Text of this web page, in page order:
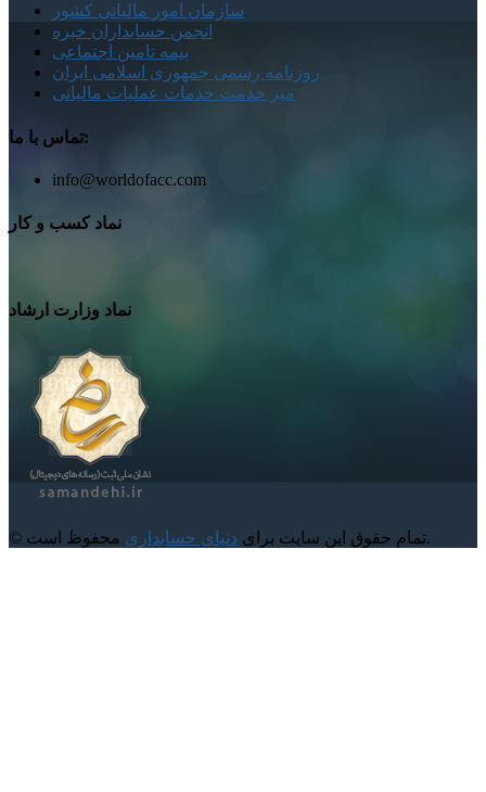
سازمان امور مالیاتی کشور
انجمن حسابداران خبره
بیمه تامین اجتماعی
روزنامه رسمی جمهوری اسلامی ایران
میز خدمت خدمات عملیات مالیاتی
تماس با ما:
info@worldofacc.com
نماد کسب و کار
نماد وزارت ارشاد
© تمام حقوق این سایت برای دنیای حسابداری محفوظ است.